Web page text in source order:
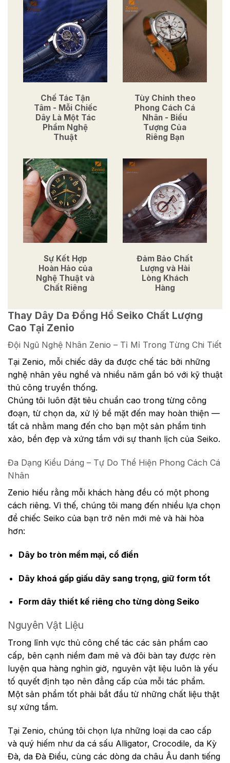
Chế Tác Tận
Tâm - Mỗi Chiếc
Dây Là Một Tác
Phẩm Nghệ
Thuật
Tùy Chỉnh theo
Phong Cách Cá
Nhân - Biểu
Tượng Của
Riêng Bạn
Sự Kết Hợp
Hoàn Hảo của
Nghệ Thuật và
Chất Riêng
Đảm Bảo Chất
Lượng và Hài
Lòng Khách
Hàng
Thay Dây Da Đồng Hồ Seiko Chất Lượng
Cao Tại Zenio
Đội Ngũ Nghệ Nhân Zenio – Tỉ Mỉ Trong Từng Chi Tiết
Tại Zenio, mỗi chiếc dây da được chế tác bởi những
nghệ nhân yêu nghề và nhiều năm gắn bó với kỹ thuật
thủ công truyền thống.
Chúng tôi luôn đặt tiêu chuẩn cao trong từng công
đoạn, từ chọn da, xử lý bề mặt đến may hoàn thiện —
tất cả nhằm mang đến cho bạn một sản phẩm tinh
xảo, bền đẹp và xứng tầm với sự thanh lịch của Seiko.
Đa Dạng Kiểu Dáng – Tự Do Thể Hiện Phong Cách Cá
Nhân
Zenio hiểu rằng mỗi khách hàng đều có một phong
cách riêng. Vì thế, chúng tôi mang đến nhiều lựa chọn
để chiếc Seiko của bạn trở nên mới mẻ và hài hòa
hơn:
Dây bo tròn mềm mại, cổ điển
Dây khoá gấp giấu dây sang trọng, giữ form tốt
Form dây thiết kế riêng cho từng dòng Seiko
Nguyên Vật Liệu
Trong lĩnh vực thủ công chế tác các sản phẩm cao
cấp, bên cạnh niềm đam mê và đôi bàn tay được rèn
luyện qua hàng nghìn giờ, nguyên vật liệu luôn là yếu
tố quyết định tạo nên đẳng cấp của mỗi tác phẩm.
Một sản phẩm tốt phải bắt đầu từ những chất liệu thật
sự xứng tầm.
Tại Zenio, chúng tôi chọn lựa những loại da cao cấp
và quý hiếm như da cá sấu Alligator, Crocodile, da Kỳ
Đà, da Đà Điểu, cùng các dòng da châu Âu danh tiếng